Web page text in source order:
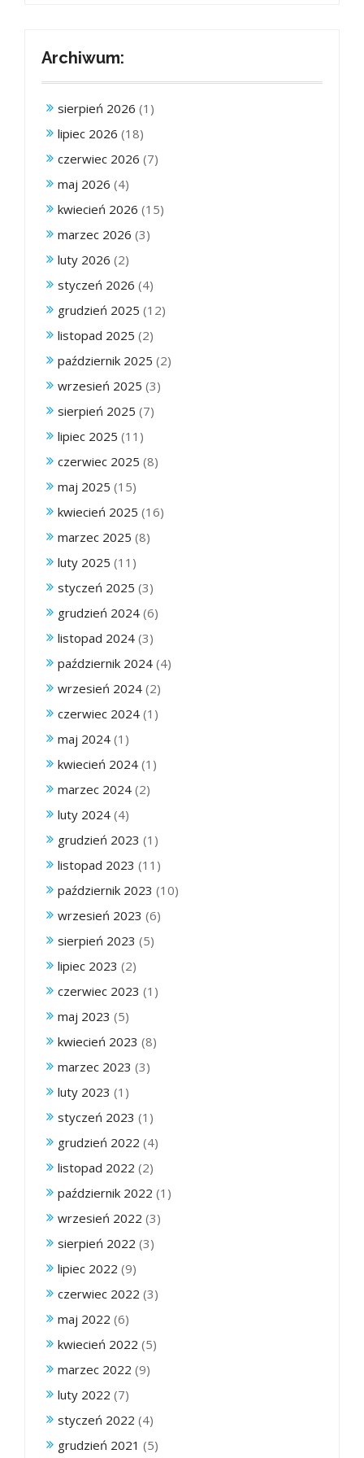
Archiwum:
sierpień 2026 (1)
lipiec 2026 (18)
czerwiec 2026 (7)
maj 2026 (4)
kwiecień 2026 (15)
marzec 2026 (3)
luty 2026 (2)
styczeń 2026 (4)
grudzień 2025 (12)
listopad 2025 (2)
październik 2025 (2)
wrzesień 2025 (3)
sierpień 2025 (7)
lipiec 2025 (11)
czerwiec 2025 (8)
maj 2025 (15)
kwiecień 2025 (16)
marzec 2025 (8)
luty 2025 (11)
styczeń 2025 (3)
grudzień 2024 (6)
listopad 2024 (3)
październik 2024 (4)
wrzesień 2024 (2)
czerwiec 2024 (1)
maj 2024 (1)
kwiecień 2024 (1)
marzec 2024 (2)
luty 2024 (4)
grudzień 2023 (1)
listopad 2023 (11)
październik 2023 (10)
wrzesień 2023 (6)
sierpień 2023 (5)
lipiec 2023 (2)
czerwiec 2023 (1)
maj 2023 (5)
kwiecień 2023 (8)
marzec 2023 (3)
luty 2023 (1)
styczeń 2023 (1)
grudzień 2022 (4)
listopad 2022 (2)
październik 2022 (1)
wrzesień 2022 (3)
sierpień 2022 (3)
lipiec 2022 (9)
czerwiec 2022 (3)
maj 2022 (6)
kwiecień 2022 (5)
marzec 2022 (9)
luty 2022 (7)
styczeń 2022 (4)
grudzień 2021 (5)